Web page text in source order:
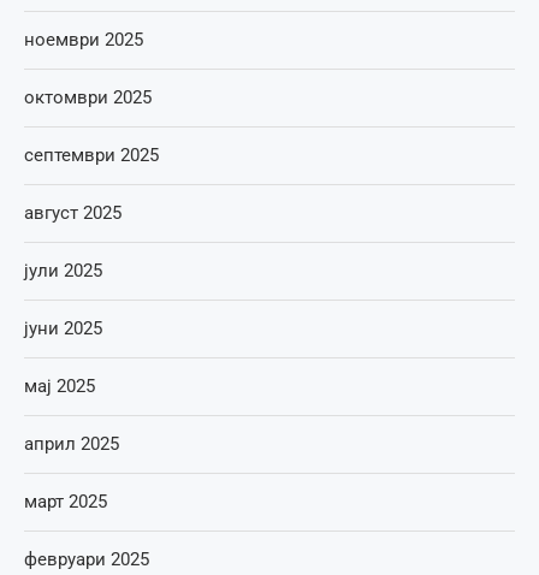
ноември 2025
октомври 2025
септември 2025
август 2025
јули 2025
јуни 2025
мај 2025
април 2025
март 2025
февруари 2025